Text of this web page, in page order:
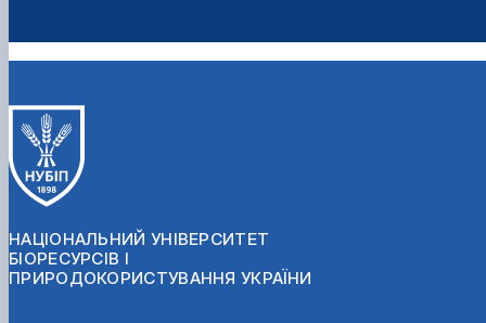
НАЦІОНАЛЬНИЙ УНІВЕРСИТЕТ
БІОРЕСУРСІВ І
ПРИРОДОКОРИСТУВАННЯ УКРАЇНИ